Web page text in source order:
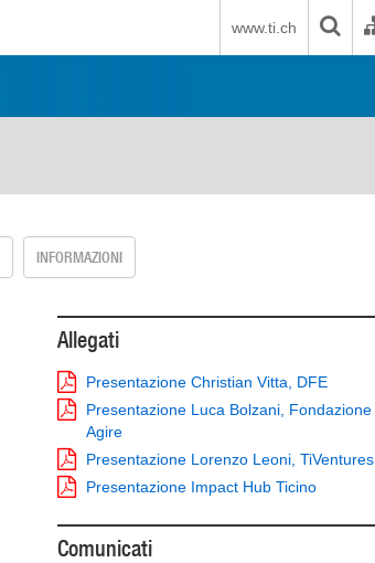
www.ti.ch
INFORMAZIONI
Allegati
Presentazione Christian Vitta, DFE
Presentazione Luca Bolzani, Fondazione
Agire
Presentazione Lorenzo Leoni, TiVentures
Presentazione Impact Hub Ticino
Comunicati